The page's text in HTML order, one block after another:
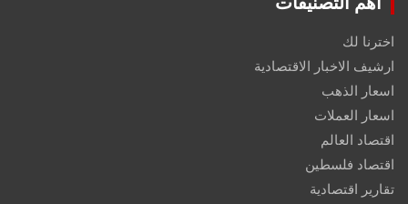
اخترنا لك
ارشيف الاخبار الاقتصادية
اسعار الذهب
اسعار العملات
اقتصاد العالم
اقتصاد فلسطين
تقارير اقتصادية